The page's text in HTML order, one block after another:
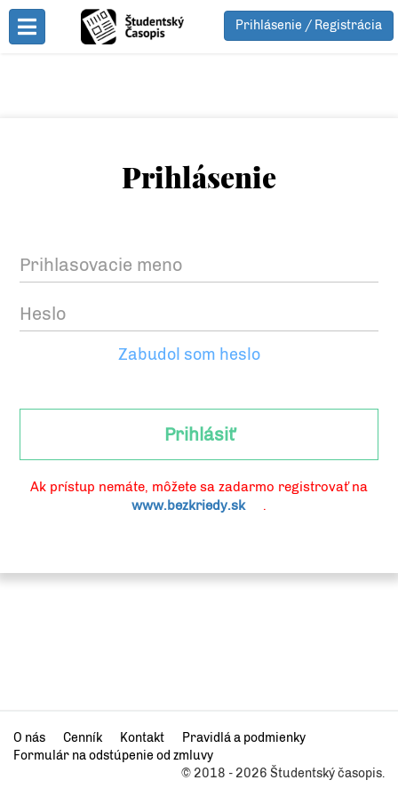
Toggle Menu
Prihlásenie / Registrácia
Prihlásenie
Zabudol som heslo
Prihlásiť
Ak prístup nemáte, môžete sa zadarmo registrovať na
www.bezkriedy.sk
.
O nás Cenník Kontakt
Pravidlá a podmienky
Formulár na odstúpenie od zmluvy
© 2018 - 2026 Študentský časopis.